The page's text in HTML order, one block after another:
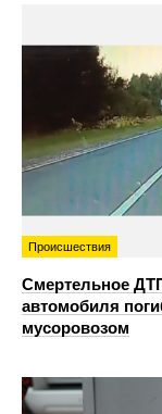
Происшествия
Смертельное
автомобиля
мусоровозом